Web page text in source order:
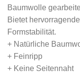
Baumwolle
Bietet
Formstabilität.
+ Natürliche
+ Feinripp
+ Keine Seitennaht